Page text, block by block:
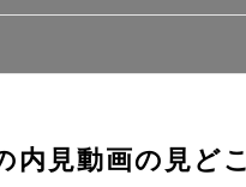
内見動画の見ど